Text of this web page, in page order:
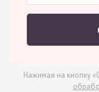
Нажимая на кнопку